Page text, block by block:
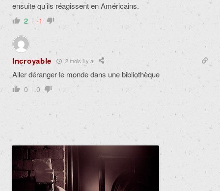
ensuite qu’ils réagissent en Américains.
2 -1
Incroyable 2 mois il y a
Aller déranger le monde dans une bibliothèque
0 0